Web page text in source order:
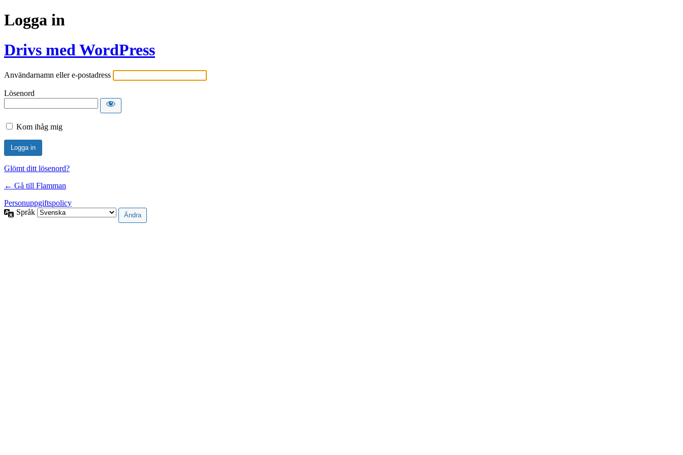
Logga in
Drivs med WordPress
Användarnamn eller e-postadress
Lösenord
Kom ihåg mig
Glömt ditt lösenord?
← Gå till Flamman
Personuppgiftspolicy
Språk